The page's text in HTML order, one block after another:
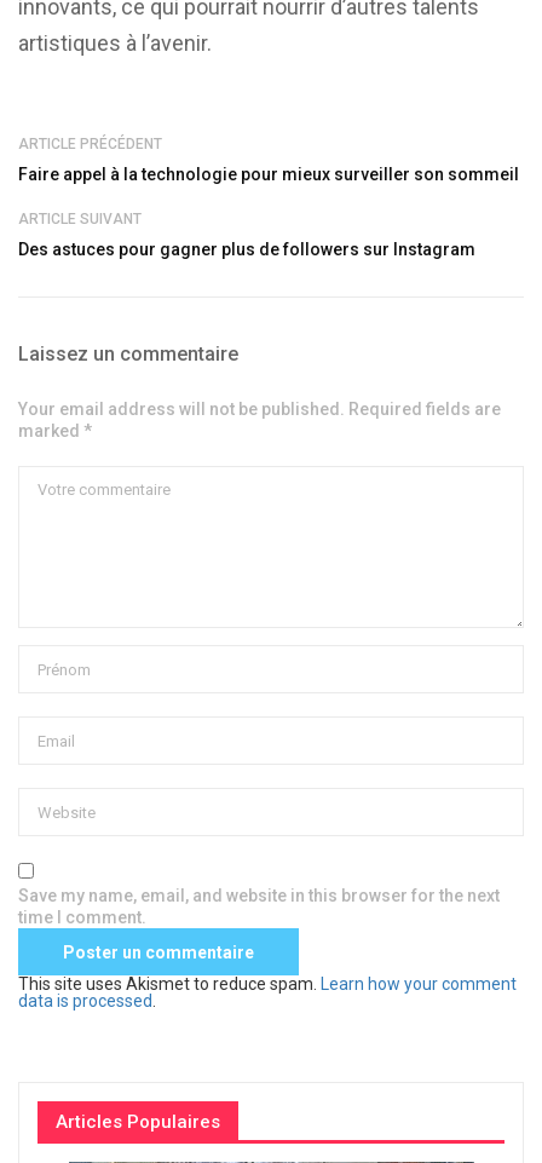
innovants, ce qui pourrait nourrir d’autres talents
artistiques à l’avenir.
ARTICLE PRÉCÉDENT
Faire appel à la technologie pour mieux surveiller son sommeil
ARTICLE SUIVANT
Des astuces pour gagner plus de followers sur Instagram
Laissez un commentaire
Your email address will not be published. Required fields are
marked *
Save my name, email, and website in this browser for the next
time I comment.
This site uses Akismet to reduce spam. Learn how your comment
data is processed.
Articles Populaires